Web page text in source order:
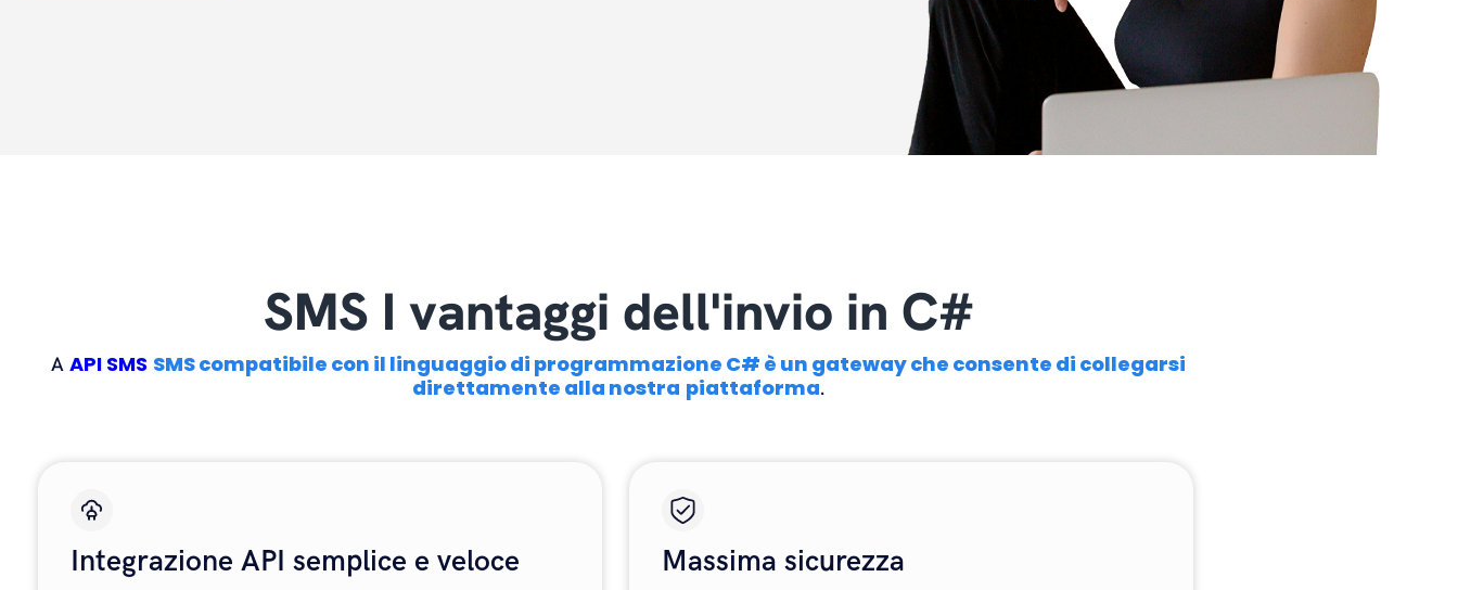
SMS I vantaggi dell'invio in C#
A API SMS SMS compatibile con il linguaggio di programmazione C# è un gateway che consente di collegarsi
direttamente alla nostra piattaforma.
Integrazione API semplice e veloce Massima sicurezza